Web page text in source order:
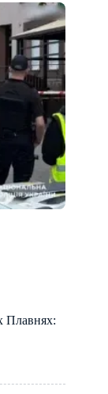
Плавнях: